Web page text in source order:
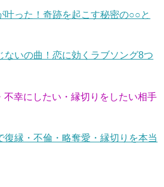
叶った！奇跡を起こす秘密の○○と
ないの曲！恋に効くラブソング8つ
不幸にしたい・縁切りをしたい相手
復縁・不倫・略奪愛・縁切りを本当